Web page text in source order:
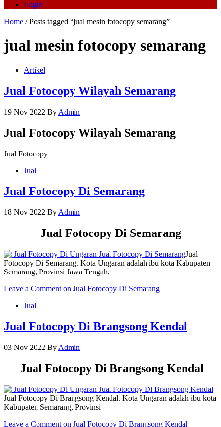
Login
Home / Posts tagged “jual mesin fotocopy semarang”
jual mesin fotocopy semarang
Artikel
Jual Fotocopy Wilayah Semarang
19 Nov 2022 By Admin
Jual Fotocopy Wilayah Semarang
Jual Fotocopy
Jual
Jual Fotocopy Di Semarang
18 Nov 2022 By Admin
Jual Fotocopy Di Semarang
Jual
Fotocopy Di Semarang. Kota Ungaran adalah ibu kota Kabupaten
Semarang, Provinsi Jawa Tengah,
Leave a Comment on Jual Fotocopy Di Semarang
Jual
Jual Fotocopy Di Brangsong Kendal
03 Nov 2022 By Admin
Jual Fotocopy Di Brangsong Kendal
Jual Fotocopy Di Brangsong Kendal. Kota Ungaran adalah ibu kota
Kabupaten Semarang, Provinsi
Leave a Comment on Jual Fotocopy Di Brangsong Kendal